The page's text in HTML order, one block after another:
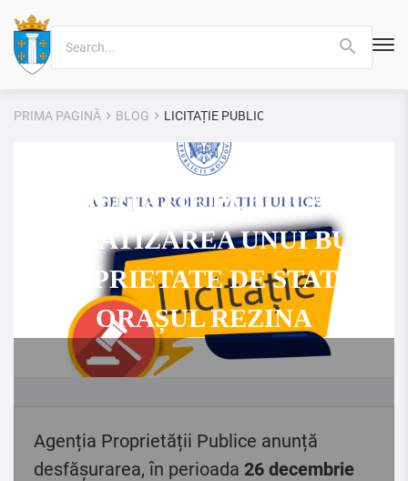
Search
for:
PRIMA PAGINĂ BLOG LICITAȚIE PUBLICĂ: PRIVATIZAREA UNUI
LICITAȚIE PUBLICĂ:
PRIVATIZAREA UNUI BUN
PROPRIETATE DE STAT ÎN
ORAȘUL REZINA
Agenția Proprietății Publice anunță
desfășurarea, în perioada 26 decembrie